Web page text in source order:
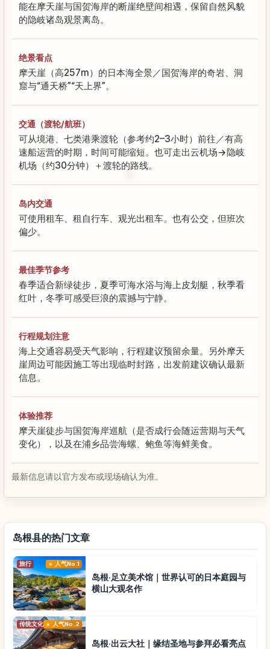
能在摩天崖与国贺海岸的断崖绝壁间相遇，保留自然风貌
的隐岐诸岛观景离岛。
绝景看点
摩天崖（高257m）的日本海全景／国贺海岸的奇岩、洞
窟与“通天桥”“天上界”。
交通（渡轮/航班）
可从境港、七类港乘渡轮（参考约2–3小时）前往／有高
速船运营的时期，时间可能缩短。也可走出云机场→隐岐
机场（约30分钟）＋渡轮的路线。
岛内交通
可使用租车、租自行车、观光出租车。也有公交，但班次
偏少。
最佳季节参考
春季适合新绿徒步，夏季可海水浴与海上皮划艇，秋季看
红叶，冬季可感受巨浪的震撼与宁静。
行程规划注意
海上交通容易受天气影响，行程建议预留余量。另外摩天
崖周边可能因施工等出现临时封路，出发前建议确认最新
信息。
体验推荐
摩天崖徒步与国贺海岸巡航（是否成行会随运营期与天气
变化），以及在浦乡品尝海螺、鲍鱼等海鲜美食。
最新信息请以官方发布或现场确认为准。
岛根县的热门文章
旅行 人气No.1
岛根·足立美术馆｜世界认可的日本庭园与
横山大观名作
传统文化 人气No.2
岛根·出云大社｜缘结圣地与参拜必看亮点